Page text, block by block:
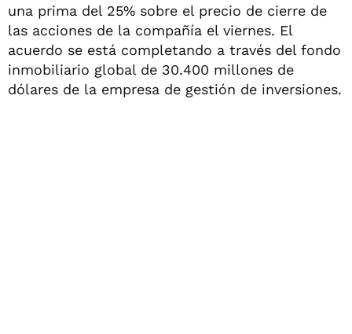
una prima del 25% sobre el precio de cierre de
las acciones de la compañía el viernes. El
acuerdo se está completando a través del fondo
inmobiliario global de 30.400 millones de
dólares de la empresa de gestión de inversiones.